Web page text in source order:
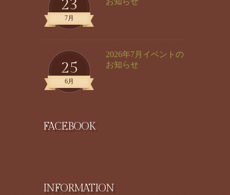
23
7月
25
6月
2026年7月イベントの
お知らせ
FACEBOOK
INFORMATION